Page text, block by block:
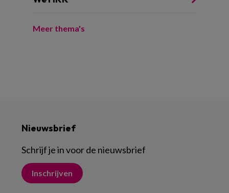
Meer thema's
Nieuwsbrief
Schrijf je in voor de nieuwsbrief
Inschrijven